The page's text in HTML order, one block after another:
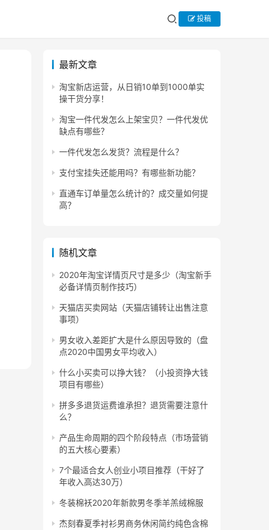
投稿
最新文章
淘宝新店运营，从日销10单到1000单实
操干货分享！
淘宝一件代发怎么上架宝贝？一件代发优
缺点有哪些？
一件代发怎么发货？流程是什么？
支付宝挂失还能用吗？有哪些新功能？
直通车订单量怎么统计的？成交量如何提
高？
随机文章
2020年淘宝详情页尺寸是多少（淘宝新手
必备详情页制作技巧）
天猫店买卖网站（天猫店铺转让出售注意
事项）
男女收入差距扩大是什么原因导致的（盘
点2020中国男女平均收入）
什么小买卖可以挣大钱？（小投资挣大钱
项目有哪些）
拼多多退货运费谁承担？退货需要注意什
么？
产品生命周期的四个阶段特点（市场营销
的五大核心要素）
7个最适合女人创业小项目推荐（干好了
年收入高达30万）
冬装棉袄2020年新款男冬季羊羔绒棉服
杰刻春夏季衬衫男商务休闲简约纯色含棉